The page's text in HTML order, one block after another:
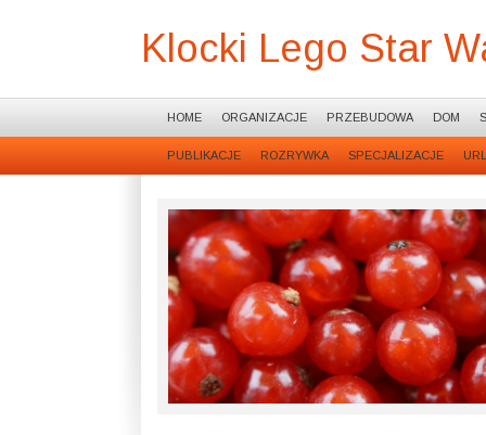
Klocki Lego Star
HOME ORGANIZACJE PRZEBUDOWA DOM
PUBLIKACJE ROZRYWKA SPECJALIZACJE